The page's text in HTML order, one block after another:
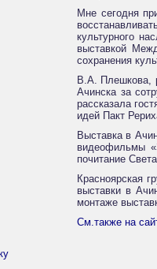
Мне сегодня
культурного
выставкой
сохранения
В.А. Плешкова,
Ачинска за
рассказала
идей Пакт
Выставка в
видеофильмы
почитание
Красноярская
выставки в
монтаже
См.также на